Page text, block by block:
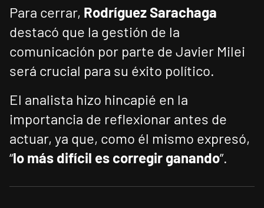
Para cerrar, Rodríguez Sarachaga
destacó que la gestión de la
comunicación por parte de Javier Milei
será crucial para su éxito político.
El analista hizo hincapié en la
importancia de reflexionar antes de
actuar, ya que, como él mismo expresó,
“lo más difícil es corregir ganando”.